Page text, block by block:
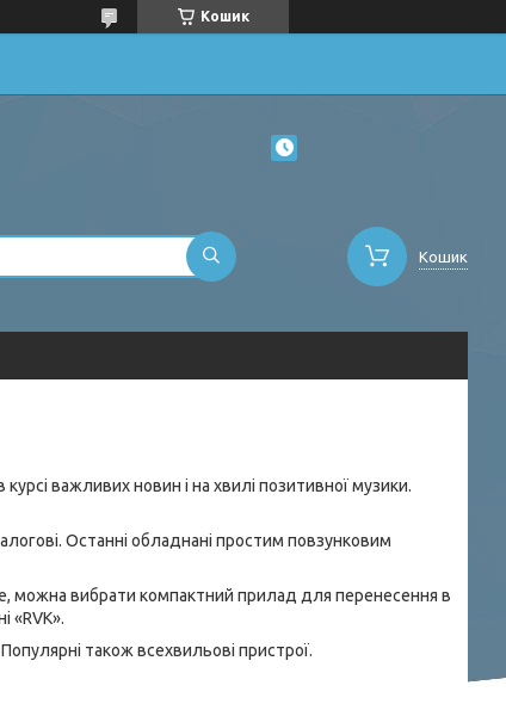
Кошик
Кошик
важливих новин і на хвилі позитивної музики.
Останні обладнані простим повзунковим
можна вибрати компактний прилад для перенесення в
«RVK».
також всехвильові пристрої.